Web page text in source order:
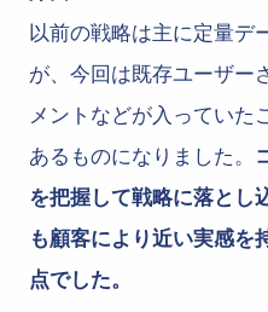
以前の戦略は主に定量デ
が、今回は既存ユーザー
メントなどが入っていた
あるものになりました。
を把握して戦略に落とし
も顧客により近い実感を
点でした。